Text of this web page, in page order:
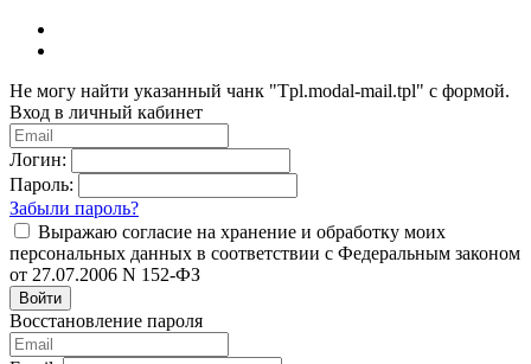
Не могу найти указанный чанк "Tpl.modal-mail.tpl" с формой.
Вход в личный кабинет
Логин:
Пароль:
Забыли пароль?
Выражаю согласие на хранение и обработку моих
персональных данных в соответствии с Федеральным законом
от 27.07.2006 N 152-ФЗ
Войти
Восстановление пароля